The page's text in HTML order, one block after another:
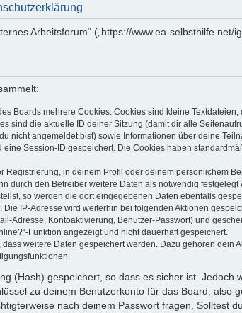
Arbeitsforum“ („https://www.ea-
Boards mehrere Cookies. Cookies sind kleine
sind die aktuelle ID deiner Sitzung (damit dir alle
nicht angemeldet bist) sowie Informationen über deine
Session-ID gespeichert. Die Cookies haben
in deinem Profil oder deinem persönlichem
durch den Betreiber weitere Daten als notwendig
so werden die dort eingegebenen Daten ebenfalls
IP-Adresse wird weiterhin bei folgenden Aktionen
Adresse, Kontoaktivierung, Benutzer-Passwort) und
Funktion angezeigt und nicht dauerhaft gespeichert.
weitere Daten gespeichert werden. Dazu gehören
(Hash) gespeichert, so dass es sicher ist.
zu deinem Benutzerkonto für das Board,
nach deinem Passwort fragen. Solltest